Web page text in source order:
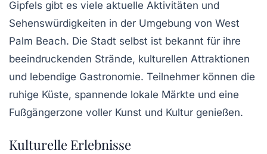
Gipfels gibt es viele aktuelle Aktivitäten und
Sehenswürdigkeiten in der Umgebung von West
Palm Beach. Die Stadt selbst ist bekannt für ihre
beeindruckenden Strände, kulturellen Attraktionen
und lebendige Gastronomie. Teilnehmer können die
ruhige Küste, spannende lokale Märkte und eine
Fußgängerzone voller Kunst und Kultur genießen.
Kulturelle Erlebnisse